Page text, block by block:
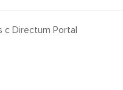
с Directum Portal